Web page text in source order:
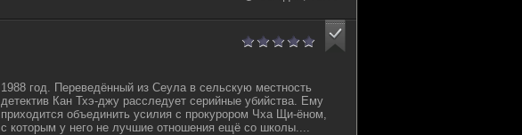
1988 год. Переведённый из Сеула в сельскую местность
детектив Кан Тхэ-джу расследует серийные убийства. Ему
приходится объединить усилия с прокурором Чха Щи-ёном,
с которым у него не лучшие отношения ещё со школы....